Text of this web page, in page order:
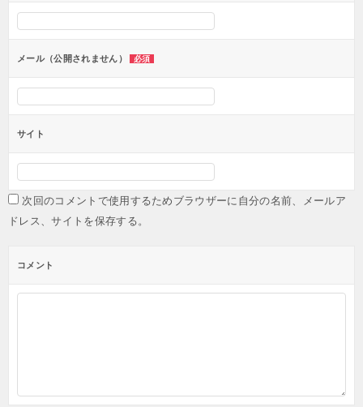
ョ
ン
メール（公開されません） 必須
サイト
次回のコメントで使用するためブラウザーに自分の名前、メールア
ドレス、サイトを保存する。
コメント